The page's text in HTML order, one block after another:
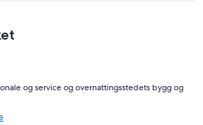
og service og overnattingsstedets bygg og